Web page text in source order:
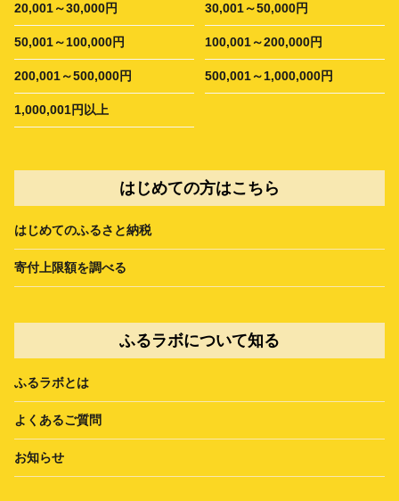
20,001～30,000円 30,001～50,000円
50,001～100,000円 100,001～200,000円
200,001～500,000円 500,001～1,000,000円
1,000,001円以上
はじめての方はこちら
はじめてのふるさと納税
寄付上限額を調べる
ふるラボについて知る
ふるラボとは
よくあるご質問
お知らせ